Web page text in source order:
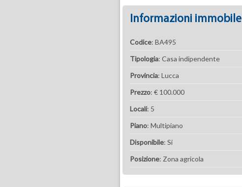
Informazioni immobile
Codice: BA495
Tipologia: Casa indipendente
Provincia: Lucca
Prezzo: € 100.000
Locali: 5
Piano: Multipiano
Disponibile: Si
Posizione: Zona agricola